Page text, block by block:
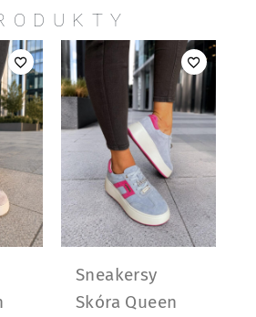
Sneakersy
Skóra Queen